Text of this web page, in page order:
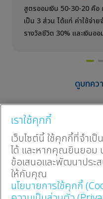
สูตรออมเงิน 50-30-20 คือ
เป็น 3 ส่วน ได้แก่ ค่าใช้จ่าย
รางวัลชีวิต 30% และเงินอ
ดูบทคว
แบบประกันออนไลน์
ประกันทั้งหมด
ประกันสะสมทรัพย์
ประกันสุขภาพ
ประกันบำนาญ
ประกันโรคร้าย
โปรโมชัน
บทความ
วางแผนภาษี
เราใช้คุกกี้
เว็บไซต์นี้ ใช้คุกกี้ที่จำเ
ได้ และหากคุณยินยอม
ข้อเสนอและพัฒนาประ
ให้กับคุณ
นโยบายการใช้คุกกี้